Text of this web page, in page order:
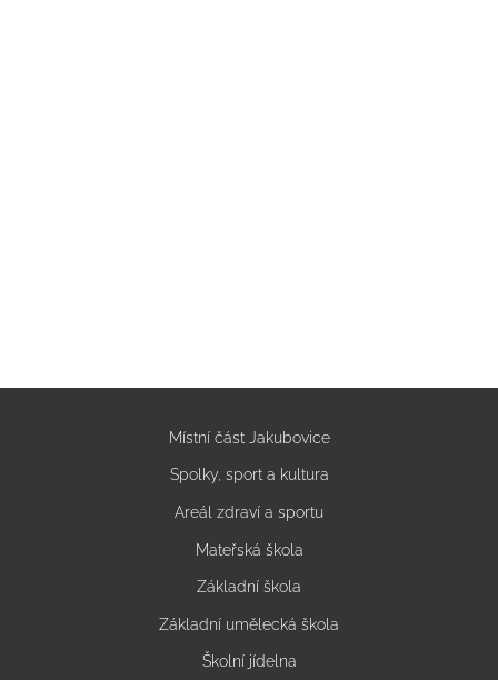
Místní část Jakubovice
Spolky, sport a kultura
Areál zdraví a sportu
Mateřská škola
Základní škola
Základní umělecká škola
Školní jídelna